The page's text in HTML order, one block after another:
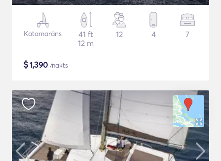
Katamarāns
41 ft
12 m
12 4 7
$1,390 /nakts